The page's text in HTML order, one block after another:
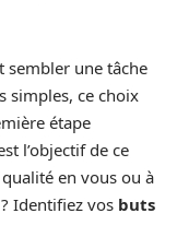
sembler une tâche
simples, ce choix
étape
l’objectif de ce
en vous ou à
Identifiez vos buts